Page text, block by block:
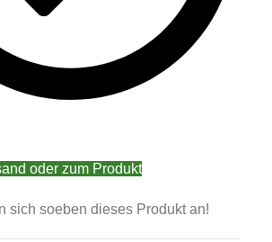
oder zum Produkt
sich soeben dieses Produkt an!